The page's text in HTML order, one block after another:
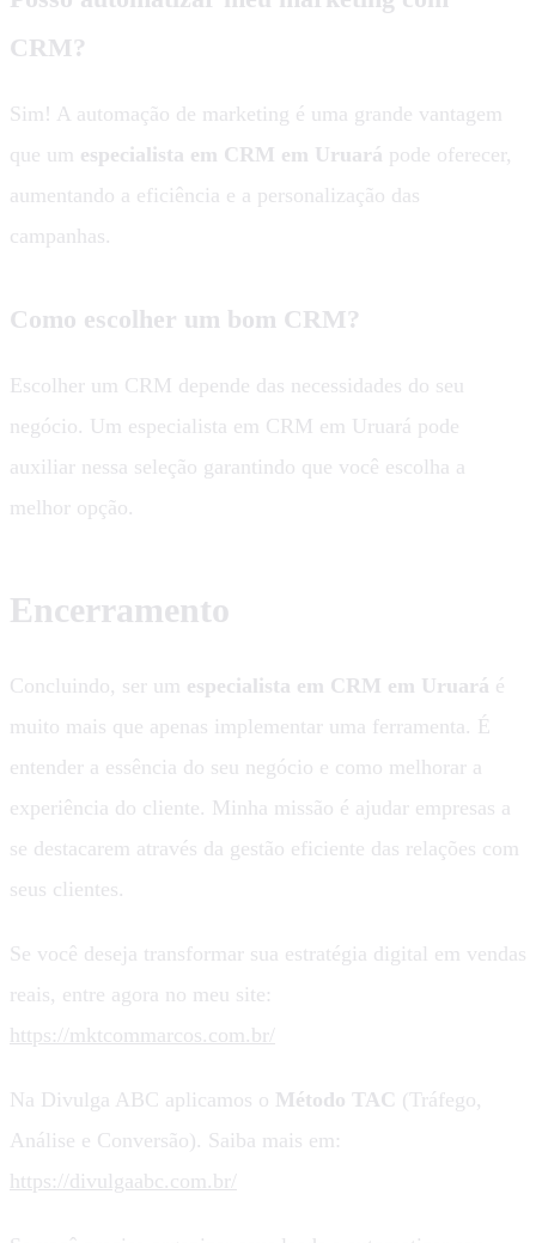
CRM?
Sim! A automação de marketing é uma grande vantagem
que um especialista em CRM em Uruará pode oferecer,
aumentando a eficiência e a personalização das
campanhas.
Como escolher um bom CRM?
Escolher um CRM depende das necessidades do seu
negócio. Um especialista em CRM em Uruará pode
auxiliar nessa seleção garantindo que você escolha a
melhor opção.
Encerramento
Concluindo, ser um especialista em CRM em Uruará é
muito mais que apenas implementar uma ferramenta. É
entender a essência do seu negócio e como melhorar a
experiência do cliente. Minha missão é ajudar empresas a
se destacarem através da gestão eficiente das relações com
seus clientes.
Se você deseja transformar sua estratégia digital em vendas
reais, entre agora no meu site:
https://mktcommarcos.com.br/
Na Divulga ABC aplicamos o Método TAC (Tráfego,
Análise e Conversão). Saiba mais em:
https://divulgaabc.com.br/